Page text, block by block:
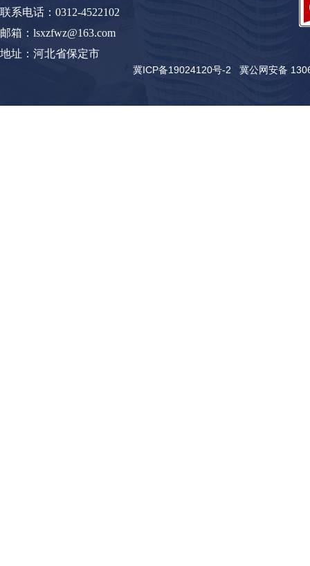
联系电话：0312-4522102
邮箱：lsxzfwz@163.com
地址：河北省保定市
冀ICP备19024120号-2 冀公网安备